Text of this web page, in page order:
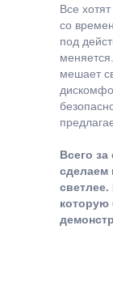
Все
со
под
мешает
Всего
сделаем
которую